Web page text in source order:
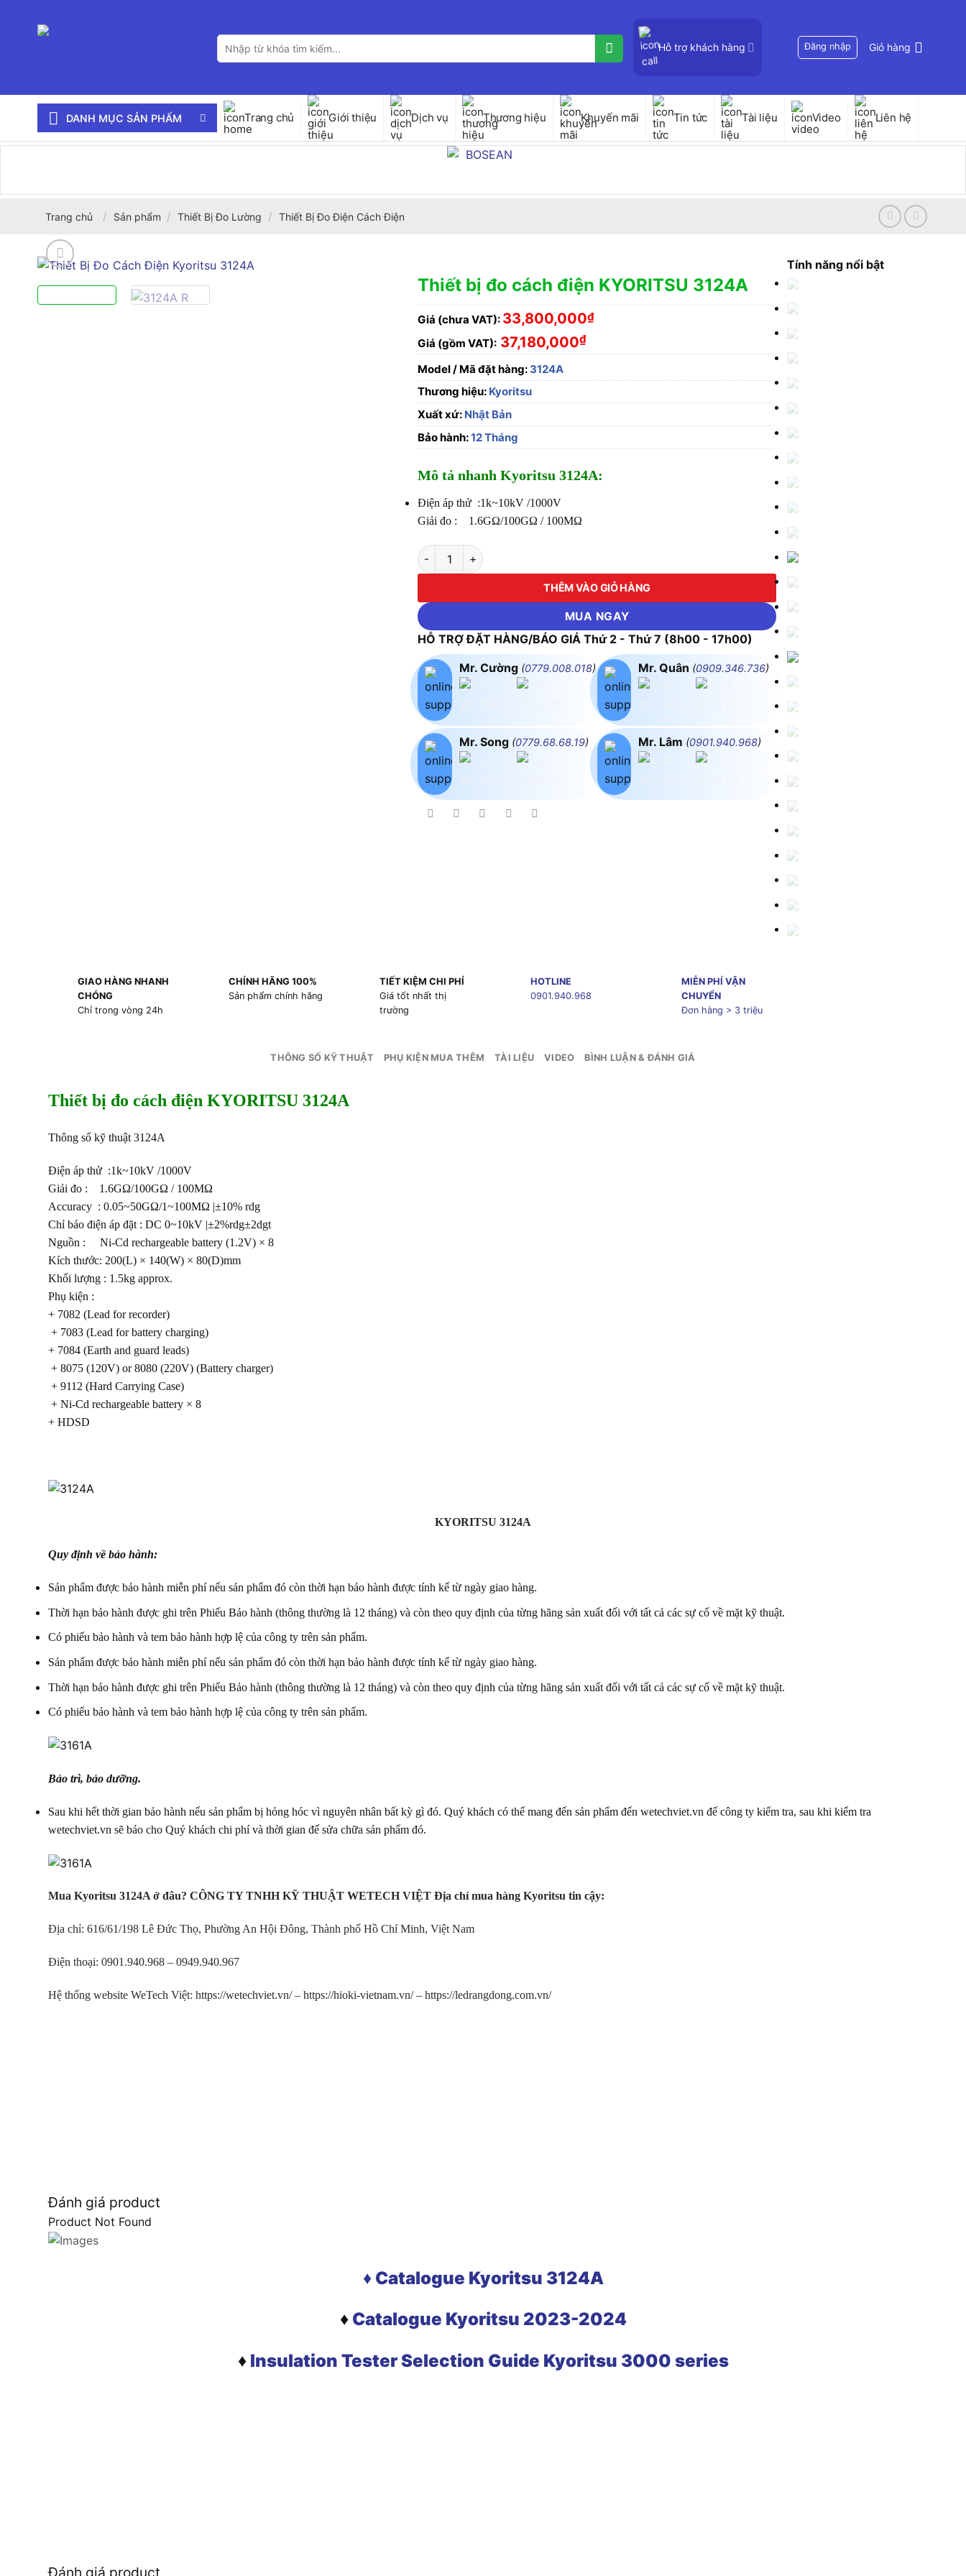
Tìm
kiếm:
Hỗ trợ khách hàng Đăng nhập Giỏ hàng
DANH MỤC SẢN PHẨM Trang chủ Giới thiệu Dịch vụ Thương hiệu Khuyến mãi Tin tức Tài liệu Video Liên hệ
Trang chủ / Sản phẩm / Thiết Bị Đo Lường / Thiết Bị Đo Điện Cách Điện
Thiết bị đo cách điện KYORITSU 3124A
Giá (chưa VAT): 33,800,000₫
Giá (gồm VAT): 37,180,000₫
Model / Mã đặt hàng: 3124A
Thương hiệu: Kyoritsu
Xuất xứ: Nhật Bản
Bảo hành:12 Tháng
Mô tả nhanh Kyoritsu 3124A:
Điện áp thử :1k~10kV /1000V
Giải đo : 1.6GΩ/100GΩ / 100MΩ
Thiết bị đo cách điện KYORITSU 3124A số lượng
THÊM VÀO GIỎ HÀNG
MUA NGAY
HỖ TRỢ ĐẶT HÀNG/BÁO GIÁ Thứ 2 - Thứ 7 (8h00 - 17h00)
Mr. Cường (0779.008.018)
Mr. Song (0779.68.68.19)
Mr. Quân (0909.346.736)
Mr. Lâm (0901.940.968)
Tính năng nổi bật
GIAO HÀNG NHANH
CHÓNG
Chỉ trong vòng 24h
CHÍNH HÃNG 100%
Sản phẩm chính hãng
TIẾT KIỆM CHI PHÍ
Giá tốt nhất thị
trường
HOTLINE
0901.940.968
MIỄN PHÍ VẬN
CHUYỂN
Đơn hàng > 3 triệu
THÔNG SỐ KỸ THUẬT PHỤ KIỆN MUA THÊM TÀI LIỆU VIDEO BÌNH LUẬN & ĐÁNH GIÁ
Thiết bị đo cách điện KYORITSU 3124A
Thông số kỹ thuật 3124A
Điện áp thử :1k~10kV /1000V
Giải đo : 1.6GΩ/100GΩ / 100MΩ
Accuracy : 0.05~50GΩ/1~100MΩ |±10% rdg
Chỉ báo điện áp đặt : DC 0~10kV |±2%rdg±2dgt
Nguồn : Ni-Cd rechargeable battery (1.2V) × 8
Kích thước: 200(L) × 140(W) × 80(D)mm
Khối lượng : 1.5kg approx.
Phụ kiện :
+ 7082 (Lead for recorder)
+ 7083 (Lead for battery charging)
+ 7084 (Earth and guard leads)
+ 8075 (120V) or 8080 (220V) (Battery charger)
+ 9112 (Hard Carrying Case)
+ Ni-Cd rechargeable battery × 8
+ HDSD
KYORITSU 3124A
Quy định về bảo hành:
Sản phẩm được bảo hành miễn phí nếu sản phẩm đó còn thời hạn bảo hành được tính kể từ ngày giao hàng.
Thời hạn bảo hành được ghi trên Phiếu Bảo hành (thông thường là 12 tháng) và còn theo quy định của từng hãng sản xuất đối với tất cả các sự cố về mặt kỹ thuật.
Có phiếu bảo hành và tem bảo hành hợp lệ của công ty trên sản phẩm.
Sản phẩm được bảo hành miễn phí nếu sản phẩm đó còn thời hạn bảo hành được tính kể từ ngày giao hàng.
Thời hạn bảo hành được ghi trên Phiếu Bảo hành (thông thường là 12 tháng) và còn theo quy định của từng hãng sản xuất đối với tất cả các sự cố về mặt kỹ thuật.
Có phiếu bảo hành và tem bảo hành hợp lệ của công ty trên sản phẩm.
Bảo trì, bảo dưỡng.
Sau khi hết thời gian bảo hành nếu sản phẩm bị hỏng hóc vì nguyên nhân bất kỳ gì đó. Quý khách có thể mang đến sản phẩm đến wetechviet.vn để công ty kiểm tra, sau khi kiểm tra
wetechviet.vn sẽ báo cho Quý khách chi phí và thời gian đế sửa chữa sản phẩm đó.
Mua Kyoritsu 3124A ở đâu? CÔNG TY TNHH KỸ THUẬT WETECH VIỆT Địa chỉ mua hàng Kyoritsu tin cậy:
Địa chỉ: 616/61/198 Lê Đức Thọ, Phường An Hội Đông, Thành phố Hồ Chí Minh, Việt Nam
Điện thoại: 0901.940.968 – 0949.940.967
Hệ thống website WeTech Việt: https://wetechviet.vn/– https://hioki-vietnam.vn/– https://ledrangdong.com.vn/
Đánh giá product
Product Not Found
♦ Catalogue Kyoritsu 3124A
♦ Catalogue Kyoritsu 2023-2024
♦ Insulation Tester Selection Guide Kyoritsu 3000 series